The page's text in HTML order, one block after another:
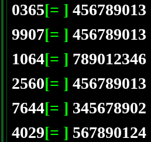
0365[= ] 456789013
9907[= ] 456789013
1064[= ] 789012346
2560[= ] 456789013
7644[= ] 345678902
4029[= ] 567890124